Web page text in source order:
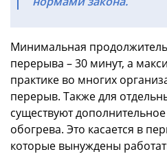
Минимальная
перерыва – 30 минут, а
практике во многих
перерыв. Также для
существуют
обогрева. Это касается в
которые вынуждены